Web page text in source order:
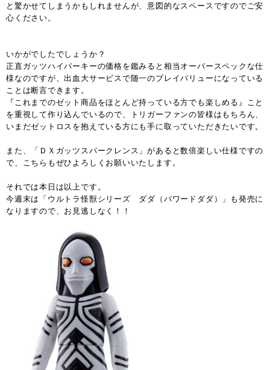
と驚かせてしまうかもしれませんが、意図的なスペースですのでご安
心ください。
いかがでしたでしょうか？
正直ガッツハイパーキーの価格を鑑みると相当オーバースペックな仕
様なのですが、出血大サービスで随一のプレイバリューになっている
ことは断言できます。
『これまでのゼット商品をほとんど持っている方でも楽しめる』こと
を重視して作り込んでいるので、トリガーファンの皆様はもちろん、
いまだゼットロスを抱えている方にも手に取っていただきたいです。
また、「ＤＸガッツスパークレンス」があると数倍楽しい仕様ですの
で、こちらもぜひよろしくお願いいたします。
それでは本日は以上です。
今週末は「ウルトラ怪獣シリーズ ダダ（パワードダダ）」も発売に
なりますので、お見逃しなく！！